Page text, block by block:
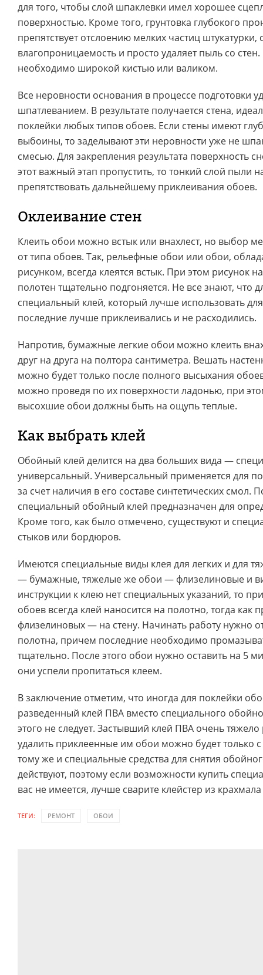
для того, чтобы слой шпаклевки имел хорошее
поверхностью. Кроме того, грунтовка глубокого
препятствует отслоению мелких частиц штукатурки,
влагопроницаемость и просто удаляет пыль со
необходимо широкой кистью или валиком.
Все неровности основания в процессе подготовки
шпатлеванием. В результате получается стена,
поклейки любых типов обоев. Если стены имеют
выбоины, то заделывают эти неровности уже не
смесью. Для закрепления результата поверхность
этот важный этап пропустить, то тонкий слой пыли
препятствовать дальнейшему приклеивания обоев.
Оклеивание стен
Клеить обои можно встык или внахлест, но выбор
от типа обоев. Так, рельефные обои или обои,
рисунком, всегда клеятся встык. При этом рисунок
полотен тщательно подгоняется. Не все знают, что
специальный клей, который лучше использовать
последние лучше приклеивались и не расходились.
Напротив, бумажные легкие обои можно клеить
друг на друга на полтора сантиметра. Вешать
можно будет только после полного высыхания
можно проведя по их поверхности ладонью, при
высохшие обои должны быть на ощупь теплые.
Как выбрать клей
Обойный клей делится на два больших вида —
универсальный. Универсальный применяется для
за счет наличия в его составе синтетических смол.
специальный обойный клей предназначен для
Кроме того, как было отмечено, существуют и
стыков или бордюров.
Имеются специальные виды клея для легких и для
— бумажные, тяжелые же обои — флизелиновые и
инструкции к клею нет специальных указаний, то
обоев всегда клей наносится на полотно, тогда как
флизелиновых — на стену. Начинать работу нужно
полотна, причем последние необходимо
тщательно. После этого обои нужно оставить на 5
они успели пропитаться клеем.
В заключение отметим, что иногда для поклейки
разведенный клей ПВА вместо специального
этого не следует. Застывший клей ПВА очень
удалить приклеенные им обои можно будет только
тому же и специальные средства для снятия
действуют, поэтому если возможности купить
вас не имеется, лучше сварите клейстер из
ТЕГИ: РЕМОНТ ОБОИ